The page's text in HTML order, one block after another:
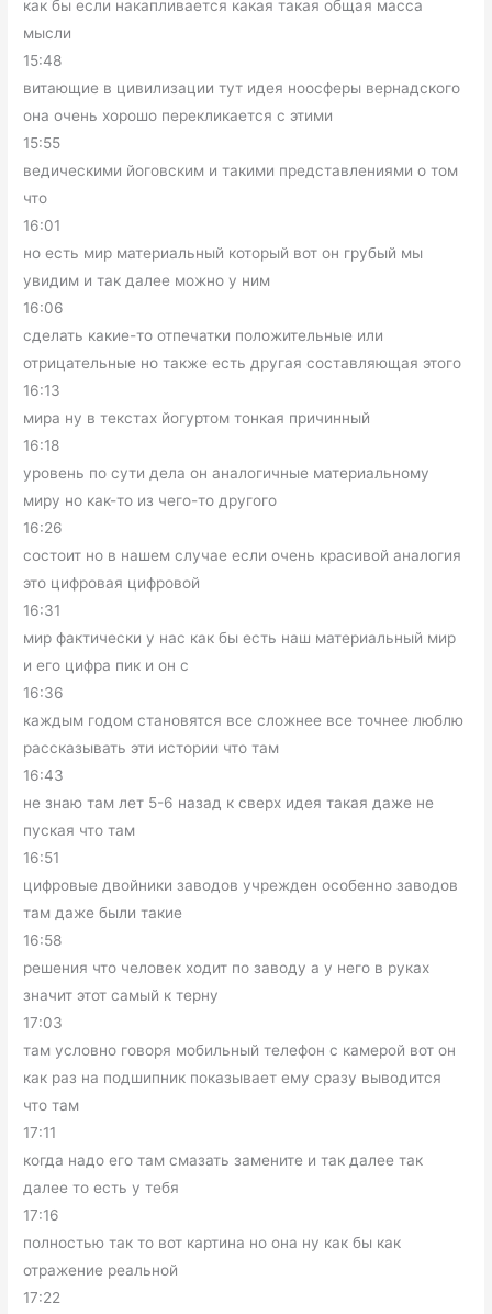
как бы если накапливается какая такая общая масса
мысли
15:48
витающие в цивилизации тут идея ноосферы вернадского
она очень хорошо перекликается с этими
15:55
ведическими йоговским и такими представлениями о том
что
16:01
но есть мир материальный который вот он грубый мы
увидим и так далее можно у ним
16:06
сделать какие-то отпечатки положительные или
отрицательные но также есть другая составляющая этого
16:13
мира ну в текстах йогуртом тонкая причинный
16:18
уровень по сути дела он аналогичные материальному
миру но как-то из чего-то другого
16:26
состоит но в нашем случае если очень красивой аналогия
это цифровая цифровой
16:31
мир фактически у нас как бы есть наш материальный мир
и его цифра пик и он с
16:36
каждым годом становятся все сложнее все точнее люблю
рассказывать эти истории что там
16:43
не знаю там лет 5-6 назад к сверх идея такая даже не
пуская что там
16:51
цифровые двойники заводов учрежден особенно заводов
там даже были такие
16:58
решения что человек ходит по заводу а у него в руках
значит этот самый к терну
17:03
там условно говоря мобильный телефон с камерой вот он
как раз на подшипник показывает ему сразу выводится
что там
17:11
когда надо его там смазать замените и так далее так
далее то есть у тебя
17:16
полностью так то вот картина но она ну как бы как
отражение реальной
17:22